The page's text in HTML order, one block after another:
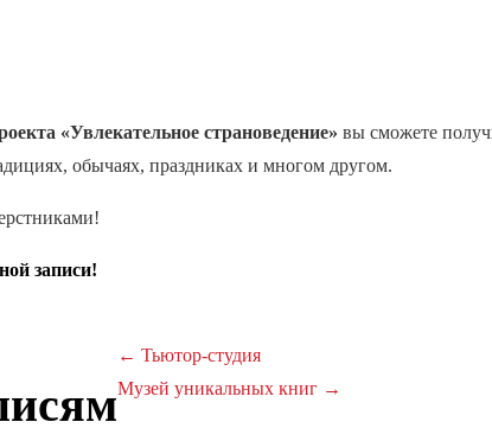
«Увлекательное страноведение» вы сможете
обычаях, праздниках и многом другом.
записи!
← Тьютор-студия
Музей уникальных книг →